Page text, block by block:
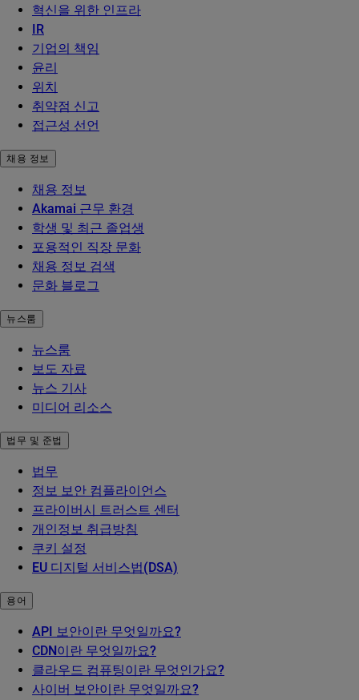
혁신을 위한 인프라
IR
기업의 책임
윤리
위치
취약점 신고
접근성 선언
채용 정보
채용 정보
Akamai 근무 환경
학생 및 최근 졸업생
포용적인 직장 문화
채용 정보 검색
문화 블로그
뉴스룸
뉴스룸
보도 자료
뉴스 기사
미디어 리소스
법무 및 준법
법무
정보 보안 컴플라이언스
프라이버시 트러스트 센터
개인정보 취급방침
쿠키 설정
EU 디지털 서비스법(DSA)
용어
API 보안이란 무엇일까요?
CDN이란 무엇일까요?
클라우드 컴퓨팅이란 무엇인가요?
사이버 보안이란 무엇일까요?